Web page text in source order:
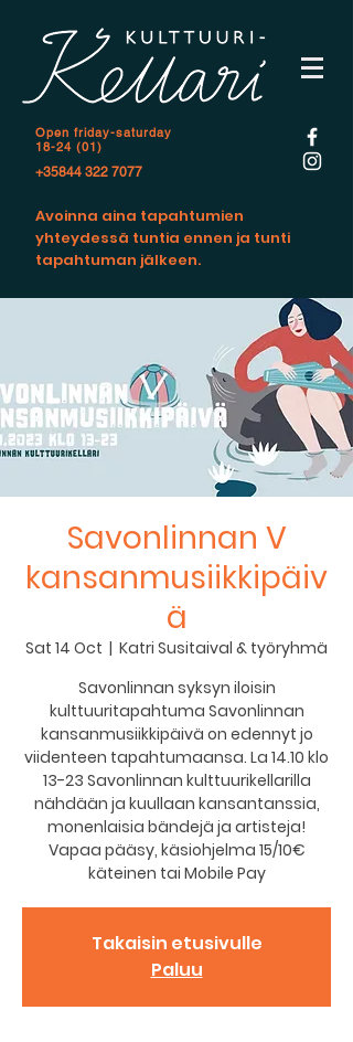
Open friday-saturday
18-24 (01)
+35844 322 7077
Avoinna aina tapahtumien
yhteydessä tuntia ennen ja tunti
tapahtuman jälkeen.
Savonlinnan V
kansanmusiikkipäiv
ä
Sat 14 Oct
  |
Katri Susitaival & työryhmä
Savonlinnan syksyn iloisin
kulttuuritapahtuma Savonlinnan
kansanmusiikkipäivä on edennyt jo
viidenteen tapahtumaansa. La 14.10 klo
13-23 Savonlinnan kulttuurikellarilla
nähdään ja kuullaan kansantanssia,
monenlaisia bändejä ja artisteja!
Vapaa pääsy, käsiohjelma 15/10€
käteinen tai Mobile Pay
Takaisin etusivulle
Paluu